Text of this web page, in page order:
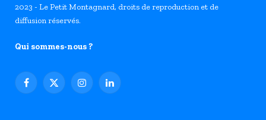
2023 - Le Petit Montagnard, droits de reproduction et de
diffusion réservés.
Qui sommes-nous ?
Facebook
X
InstagramLinkedIn